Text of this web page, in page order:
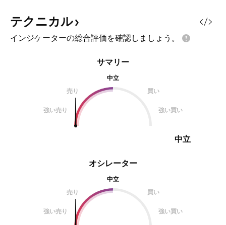
ーバルサプライチェーンへの依存
は、アジア太平洋地域の不安定化に
対して独自の脆弱性を持つ。SQQQ
座なしでNDXの下落から利益を得
ることを可能にし、日次複利メカニ
ズムは地政学的危機が通常引き起こ
す高ボラティリティの方向性下落を
捉えるのに最適化されている。 核
心的な脆弱性は東アジア
テクニカル
インジケーターの総合評価を確認しましょう。
オシレーター
中立
売り
買い
強い売り 強い買い
サマリー
中立
売り
買い
強い売り 強い買い
中立